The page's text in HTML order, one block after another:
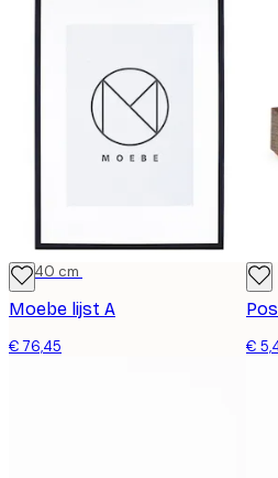
30x40 cm
Moebe lijst A
€ 76,45 €